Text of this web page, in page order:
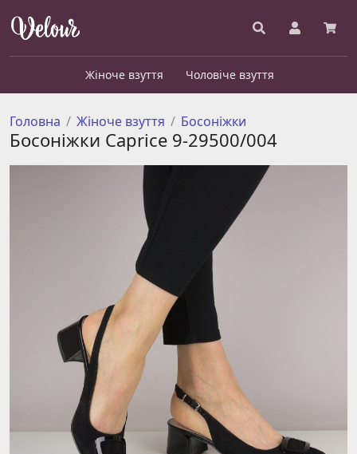
Жіноче взуття Чоловіче взуття
Головна Жіноче взуття Босоніжки
Босоніжки Caprice 9-29500/004